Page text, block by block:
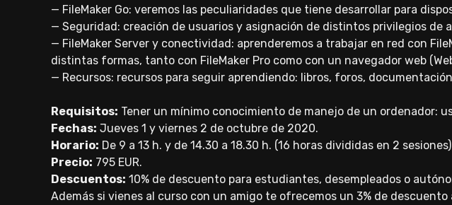
— FileMaker Go: veremos las peculiaridades que tiene desarrollar para
— Seguridad: creación de usuarios y asignación de distintos privilegios de
— FileMaker Server y conectividad: aprenderemos a trabajar en red con
distintas formas, tanto con FileMaker Pro como con un navegador web
— Recursos: recursos para seguir aprendiendo: libros, foros,
Requisitos: Tener un mínimo conocimiento de manejo de un ordenador:
Fechas: Jueves 1 y viernes 2 de octubre de 2020.
Horario: De 9 a 13 h. y de 14.30 a 18.30 h. (16 horas divididas en 2 sesiones)
Precio: 795 EUR.
Descuentos: 10% de descuento para estudiantes, desempleados o
Además si vienes al curso con un amigo te ofrecemos un 3% de